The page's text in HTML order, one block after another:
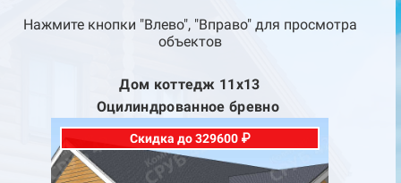
Нажмите кнопки "Влево", "Вправо" для просмотра
объектов
Дом коттедж 11х13
Оцилиндрованное бревно
Скидка до 329600 ₽